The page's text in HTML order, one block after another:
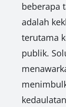
beberapa
adalah
terutama
publik.